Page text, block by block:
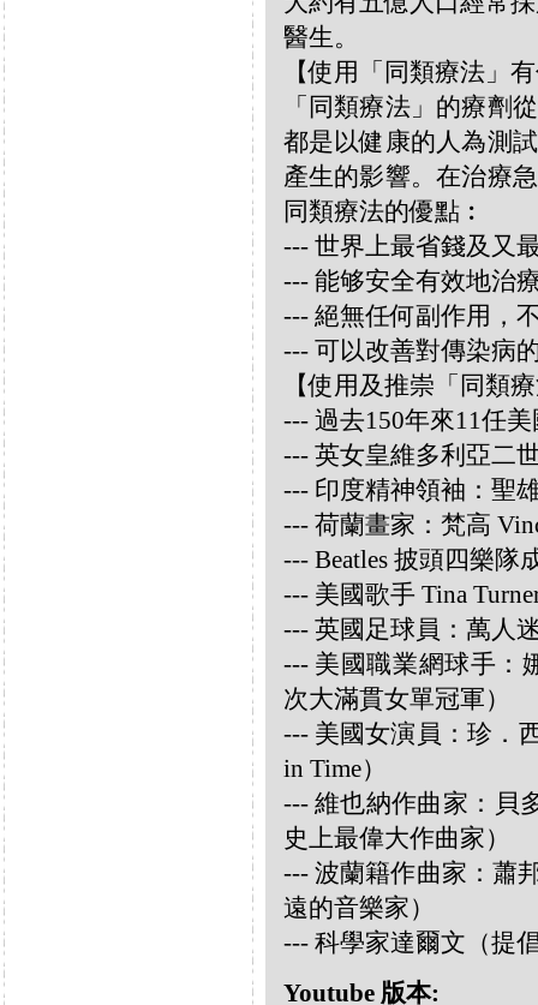
醫生。
【使用「同類療法」
「同類療法」的療劑
都是以健康的人為測
產生的影響。在治療
同類療法的優點︰
--- 世界上最省錢及又
--- 能够安全有效地治
--- 絕無任何副作用，
--- 可以改善對傳染病
【使用及推崇「同類
--- 過去150年來11任
--- 英女皇維多利亞二
--- 印度精神領袖：聖
--- 荷蘭畫家：梵高
--- Beatles 披頭四樂隊
--- 美國歌手 Tina
--- 英國足球員：萬人
--- 美國職業網球手：
次大滿貫女單冠軍）
--- 美國女演員：珍．
in Time）
--- 維也納作曲家：貝
史上最偉大作曲家）
--- 波蘭籍作曲家：蕭
遠的音樂家）
--- 科學家達爾文（提
Youtube 版本: